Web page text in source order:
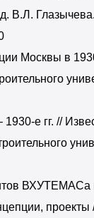
В.Л.
Москвы в
е гг. //
ВХУТЕМАСа
проекты